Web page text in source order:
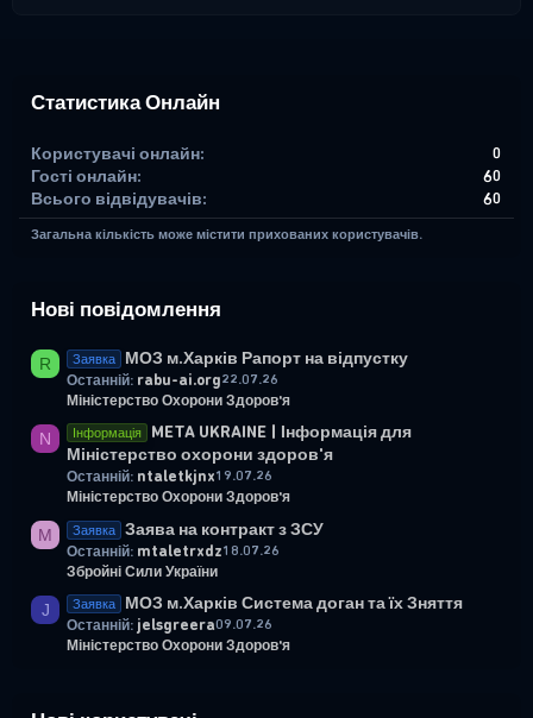
Статистика Онлайн
Користувачі онлайн
0
Гості онлайн
60
Всього відвідувачів
60
Загальна кількість може містити прихованих користувачів.
Нові повідомлення
R Заявка МОЗ м.Харків Рапорт на відпустку
Останній: rabu-ai.org22.07.26
Міністерство Охорони Здоров'я
N Інформація
META UKRAINE | Інформація для
Міністерство охорони здоров'я
Останній: ntaletkjnx19.07.26
Міністерство Охорони Здоров'я
M Заявка Заява на контракт з ЗСУ
Останній: mtaletrxdz18.07.26
Збройні Сили України
J Заявка МОЗ м.Харків Система доган та їх Зняття
Останній: jelsgreera09.07.26
Міністерство Охорони Здоров'я